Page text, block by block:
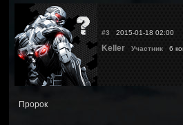
#3 2015-01-18 02:00
Keller Участник 6
Пророк